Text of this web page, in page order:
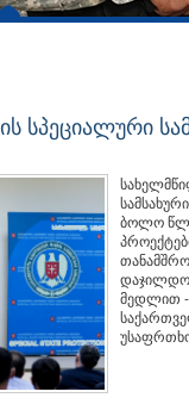
სპეციალური
ბოლო
მედლით -